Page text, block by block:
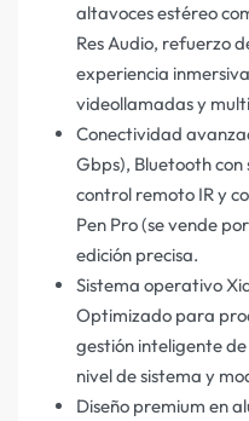
altavoces estéreo
Res Audio, refuerzo
experiencia
videollamadas y
Conectividad
Gbps), Bluetooth
control remoto IR y
Pen Pro (se vende
edición precisa.
Sistema operativo
Optimizado para
gestión inteligente
nivel de sistema y
Diseño premium en